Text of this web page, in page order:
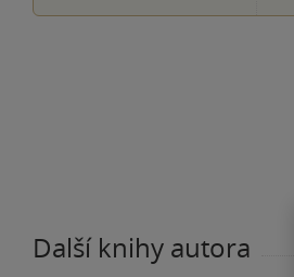
Další knihy autora